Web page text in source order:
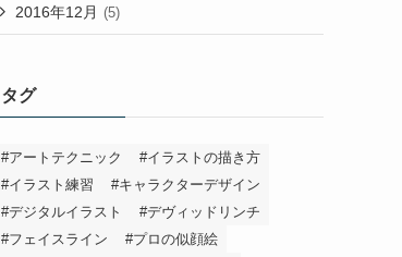
2016年12月 (5)
タグ
#アートテクニック
#イラストの描き方
#イラスト練習
#キャラクターデザイン
#デジタルイラスト
#デヴィッドリンチ
#フェイスライン
#プロの似顔絵